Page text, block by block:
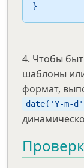
}
4. Чтобы
шаблоны
формат,
date('Y-m-